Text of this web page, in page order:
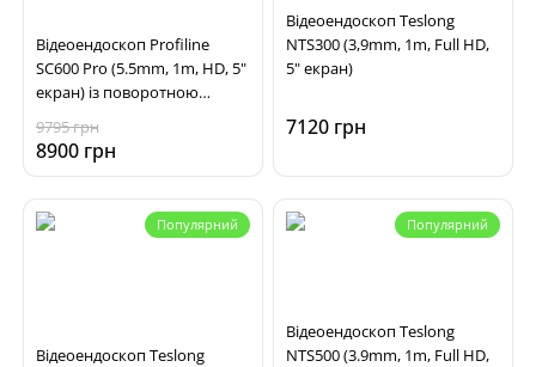
Відеоендоскоп Profiline
SC600 Pro (5.5mm, 1m, HD, 5"
екран) із поворотною
9795 грн
8900 грн
Відеоендоскоп Teslong
NTS300 (3,9mm, 1m, Full HD,
5" екран)
7120 грн
Популярний
Відеоендоскоп Teslong
Популярний
Відеоендоскоп Teslong
NTS500 (3.9mm, 1m, Full HD,